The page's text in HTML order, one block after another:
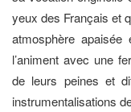
yeux des Français et
atmosphère
l’animent avec une
de leurs peines et
instrumentalisations